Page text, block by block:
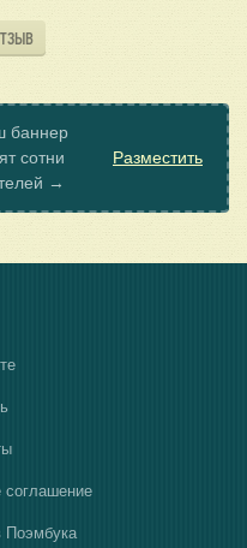
баннер
сотни
→
Разместить
соглашение
Поэмбука